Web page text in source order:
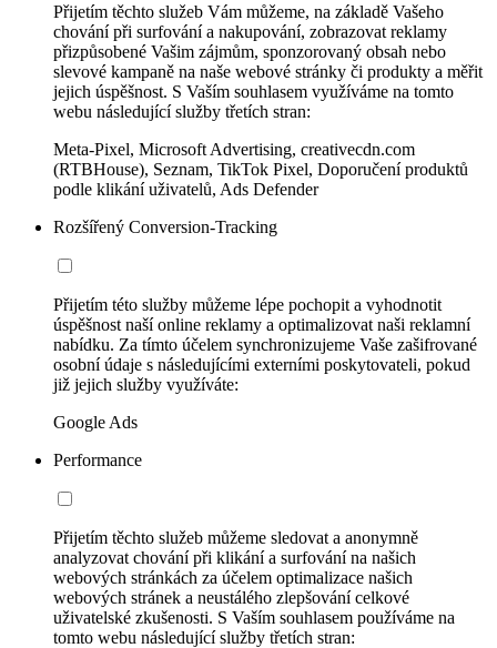
Přijetím těchto služeb Vám můžeme, na základě Vašeho
chování při surfování a nakupování, zobrazovat reklamy
přizpůsobené Vašim zájmům, sponzorovaný obsah nebo
slevové kampaně na naše webové stránky či produkty a měřit
jejich úspěšnost. S Vaším souhlasem využíváme na tomto
webu následující služby třetích stran:
Meta-Pixel, Microsoft Advertising, creativecdn.com
(RTBHouse), Seznam, TikTok Pixel, Doporučení produktů
podle klikání uživatelů, Ads Defender
Rozšířený Conversion-Tracking
Přijetím této služby můžeme lépe pochopit a vyhodnotit
úspěšnost naší online reklamy a optimalizovat naši reklamní
nabídku. Za tímto účelem synchronizujeme Vaše zašifrované
osobní údaje s následujícími externími poskytovateli, pokud
již jejich služby využíváte:
Google Ads
Performance
Přijetím těchto služeb můžeme sledovat a anonymně
analyzovat chování při klikání a surfování na našich
webových stránkách za účelem optimalizace našich
webových stránek a neustálého zlepšování celkové
uživatelské zkušenosti. S Vaším souhlasem používáme na
tomto webu následující služby třetích stran: